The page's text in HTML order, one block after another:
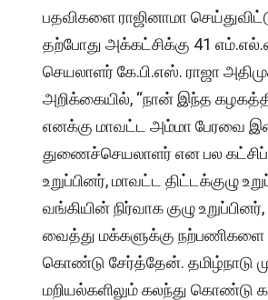
பதவிகளை ராஜினாமா
தற்போது அக்கட்சிக்கு 41
செயலாளர் கே.பி.எஸ். ராஜா
அறிக்கையில், “நான் இந்த
எனக்கு மாவட்ட அம்மா பேரவை
துணைச்செயலாளர் என பல கட்சிப்
உறுப்பினர், மாவட்ட திட்டக்குழு
வங்கியின் நிர்வாக குழு
வைத்து மக்களுக்கு நற்பணிகளை
கொண்டு சேர்த்தேன். தமிழ்நாடு
மறியல்களிலும் கலந்து கொண்டு